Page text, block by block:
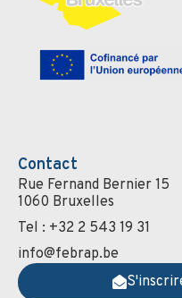
Contact
Rue Fernand Bernier 15
1060 Bruxelles
Tel : +32 2 543 19 31
info@febrap.be